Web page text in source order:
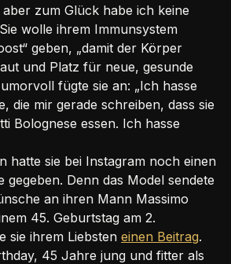
zum Glück habe ich keine
wolle ihrem Immunsystem
geben, „damit der Körper
und Platz für neue, gesunde
fügte sie an: „Ich hasse
die mir gerade schreiben, dass sie
Bolognese essen. Ich hasse
hatte sie bei Instagram noch einen
gegeben. Denn das Model sendete
an ihren Mann Massimo
45. Geburtstag am 2.
sie ihrem Liebsten einen Beitrag.
45 Jahre jung und fitter als